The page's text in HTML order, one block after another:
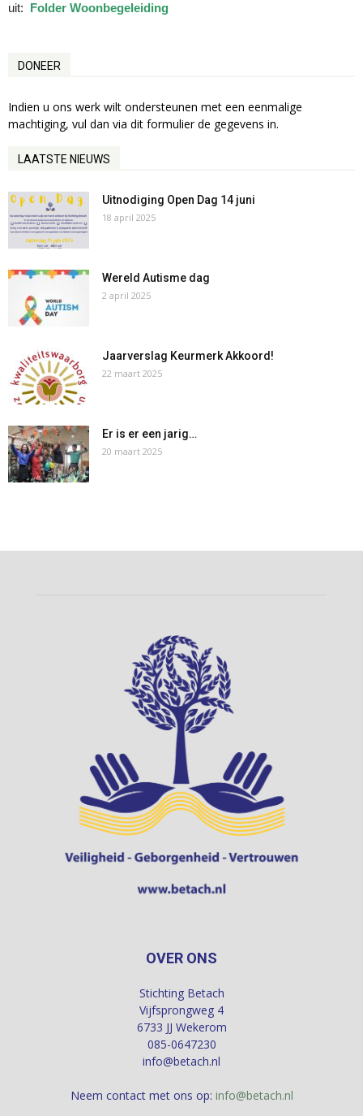
uit: Folder Woonbegeleiding
DONEER
Indien u ons werk wilt ondersteunen met een eenmalige
machtiging, vul dan via dit formulier de gegevens in.
LAATSTE NIEUWS
Uitnodiging Open Dag 14 juni
18 april 2025
Wereld Autisme dag
2 april 2025
Jaarverslag Keurmerk Akkoord!
22 maart 2025
Er is er een jarig…
20 maart 2025
OVER ONS
Stichting Betach
Vijfsprongweg 4
6733 JJ Wekerom
085-0647230
info@betach.nl
Neem contact met ons op: info@betach.nl